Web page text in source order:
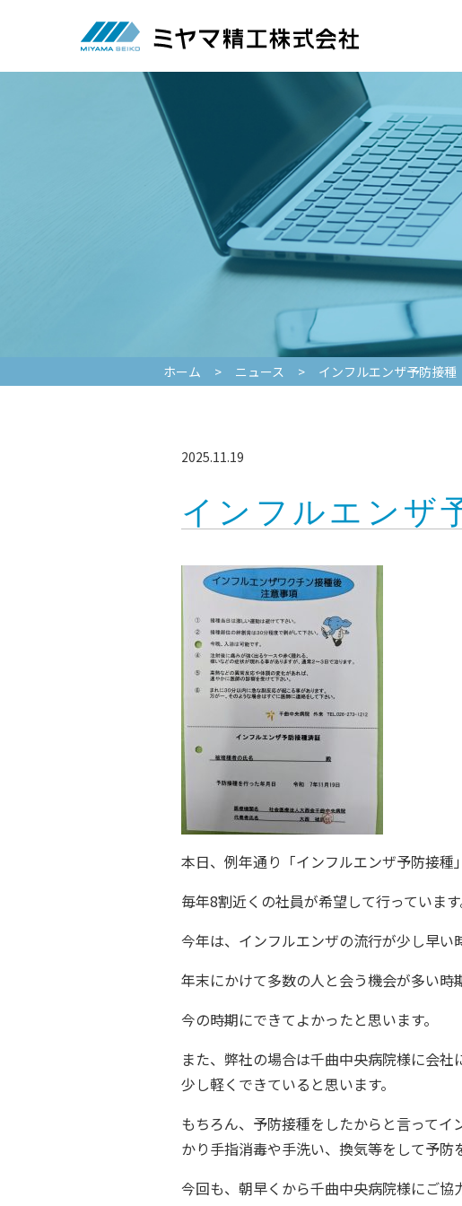
ホーム > ニュース > インフルエンザ予防接種
2025.11.19
インフルエンザ
本日、例年通り「インフルエンザ予防接種
毎年8割近くの社員が希望して行っています
今年は、インフルエンザの流行が少し早い
年末にかけて多数の人と会う機会が多い時
今の時期にできてよかったと思います。
また、弊社の場合は千曲中央病院様に会
少し軽くできていると思います。
もちろん、予防接種をしたからと言って
かり手指消毒や手洗い、換気等をして予防
今回も、朝早くから千曲中央病院様にご協